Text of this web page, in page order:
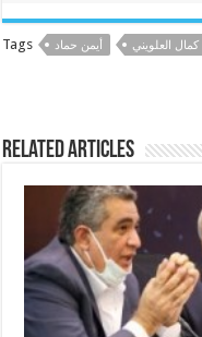
Tags أيمن حماد كمال العلويني
Related Articles